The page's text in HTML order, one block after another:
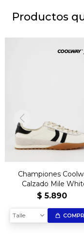
Productos
Championes
Calzado Mile
Leather – Edición
$ 5.890
Talle